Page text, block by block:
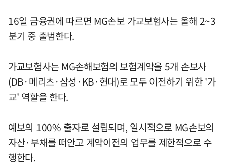
16일 금융권에 따르면 MG손보 가교보험사는 올해 2~3
분기 중 출범한다.
가교보험사는 MG손해보험의 보험계약을 5개 손보사
(DB·메리츠·삼성·KB·현대)로 모두 이전하기 위한 '가
교' 역할을 한다.
예보의 100% 출자로 설립되며, 일시적으로 MG손보의
자산·부채를 떠안고 계약이전의 업무를 제한적으로 수
행한다.